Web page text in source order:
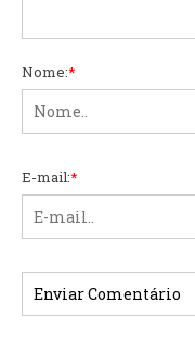
Nome:*
E-mail:*